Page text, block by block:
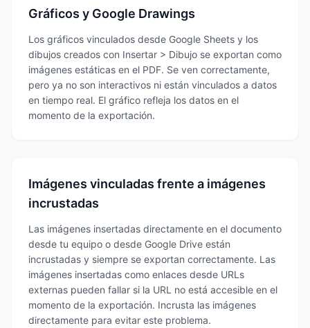
Gráficos y Google Drawings
Los gráficos vinculados desde Google Sheets y los
dibujos creados con Insertar > Dibujo se exportan como
imágenes estáticas en el PDF. Se ven correctamente,
pero ya no son interactivos ni están vinculados a datos
en tiempo real. El gráfico refleja los datos en el
momento de la exportación.
Imágenes vinculadas frente a imágenes
incrustadas
Las imágenes insertadas directamente en el documento
desde tu equipo o desde Google Drive están
incrustadas y siempre se exportan correctamente. Las
imágenes insertadas como enlaces desde URLs
externas pueden fallar si la URL no está accesible en el
momento de la exportación. Incrusta las imágenes
directamente para evitar este problema.